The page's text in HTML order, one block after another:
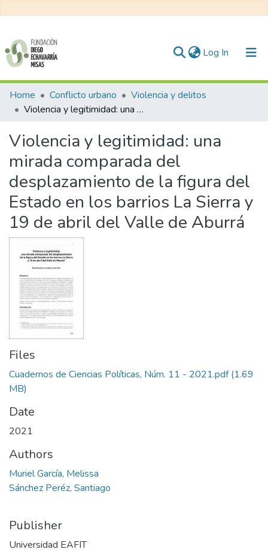
Log In (current)
Communities & Collections
All of DSpace
Statistics
Home Conflicto urbano
Violencia y delitos
Violencia y legitimidad: una mirada comparada del desplazamiento de la figura del Estado en los barrios La Sierra y 19 de abril del Valle de Aburrá
Violencia y legitimidad: una
mirada comparada del
desplazamiento de la figura del
Estado en los barrios La Sierra y
19 de abril del Valle de Aburrá
Files
Cuadernos de Ciencias Políticas, Núm. 11 - 2021.pdf(1.69
MB)
Date
2021
Authors
Muriel García, Melissa
Sánchez Peréz, Santiago
Publisher
Universidad EAFIT